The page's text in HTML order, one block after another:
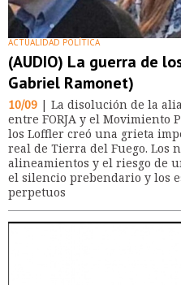
ACTUALIDAD POLÍTICA
(AUDIO) La guerra de
Gabriel Ramonet)
10/09 | La disolución de la
entre FORJA y el Movimiento
los Loffler creó una grieta
real de Tierra del Fuego. Los
alineamientos y el riesgo de
el silencio prebendario y los
perpetuos